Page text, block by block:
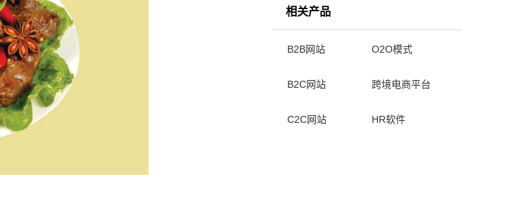
相关产品
B2B网站 O2O模式
B2C网站 跨境电商平台
C2C网站 HR软件